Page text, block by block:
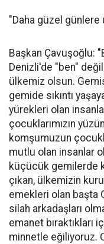
"Daha güzel günlere
Başkan Çavuşoğlu:
Denizli'de "ben"
ülkemiz olsun.
gemide sıkıntı
yürekleri olan
çocuklarımızın
komşumuzun
mutlu olan insanlar
küçücük gemilerde
çıkan, ülkemizin
emekleri olan başta
silah arkadaşları
emanet bıraktıkları
minnetle eğiliyoruz.